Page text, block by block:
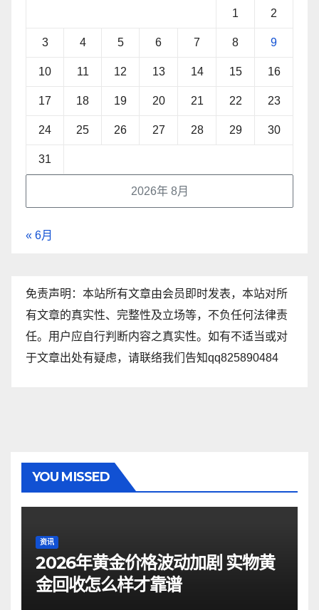
2026年 8月
1 2
3 4 5 6 7 8 9
10 11 12 13 14 15 16
17 18 19 20 21 22 23
24 25 26 27 28 29 30
31
« 6月
免责声明：本站所有文章由会员即时发表，本站对所
有文章的真实性、完整性及立场等，不负任何法律责
任。用户应自行判断内容之真实性。如有不适当或对
于文章出处有疑虑，请联络我们告知qq825890484
YOU MISSED
资讯
2026年黄金价格波动加剧 实物黄
金回收怎么样才靠谱